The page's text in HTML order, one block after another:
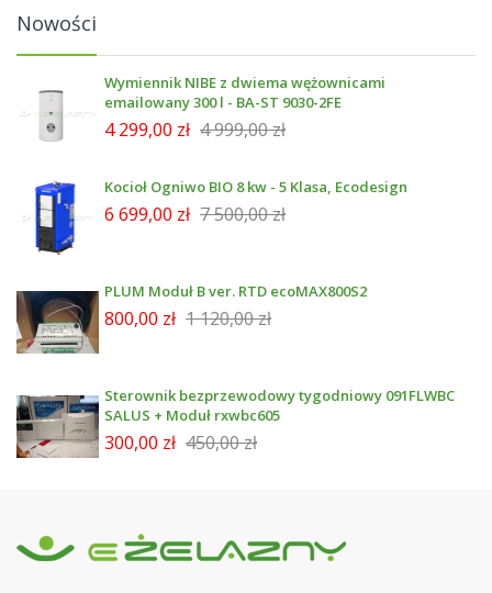
Nowości
Wymiennik NIBE z dwiema wężownicami
emailowany 300 l - BA-ST 9030-2FE
4 299,00 zł 4 999,00 zł
Kocioł Ogniwo BIO 8 kw - 5 Klasa, Ecodesign
6 699,00 zł 7 500,00 zł
PLUM Moduł B ver. RTD ecoMAX800S2
800,00 zł 1 120,00 zł
Sterownik bezprzewodowy tygodniowy 091FLWBC
SALUS + Moduł rxwbc605
300,00 zł 450,00 zł